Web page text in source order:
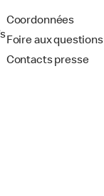
Coordonnées
Foire aux questions
Contacts presse